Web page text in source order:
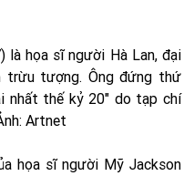
là họa sĩ người Hà Lan, đại
trừu tượng. Ông đứng thứ
nhất thế kỷ 20" do tạp chí
Artnet
họa sĩ người Mỹ Jackson